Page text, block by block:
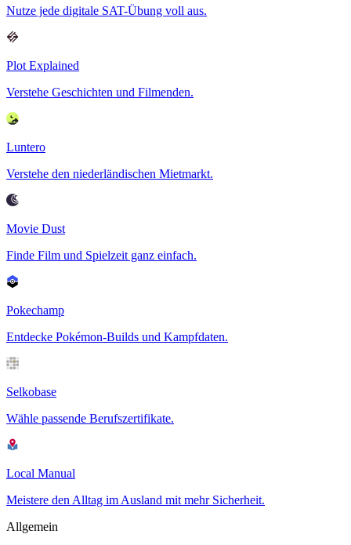
Nutze jede digitale SAT-Übung voll aus.
Plot Explained
Verstehe Geschichten und Filmenden.
Luntero
Verstehe den niederländischen Mietmarkt.
Movie Dust
Finde Film und Spielzeit ganz einfach.
Pokechamp
Entdecke Pokémon-Builds und Kampfdaten.
Selkobase
Wähle passende Berufszertifikate.
Local Manual
Meistere den Alltag im Ausland mit mehr Sicherheit.
Allgemein